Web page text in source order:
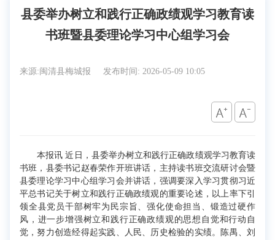
县委举办树立和践行正确政绩观学习教育读
书班暨县委理论学习中心组学习会
来源:闽清县梅城报 发布时间: 2026-05-09 10:05
本报讯 近日，县委举办树立和践行正确政绩观学习教育读
书班，县委书记赵春荣作开班讲话，主持读书班交流研讨会暨
县委理论学习中心组学习会并讲话，强调要深入学习贯彻习近
平总书记关于树立和践行正确政绩观的重要论述，以上率下引
领全县党员干部树牢为民宗旨、强化使命担当、锻造过硬作
风，进一步增强树立和践行正确政绩观的思想自觉和行动自
觉，努力创造经得起实践、人民、历史检验的实绩。陈禺、刘